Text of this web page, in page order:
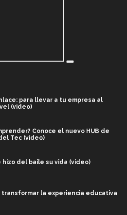
para llevar a tu empresa al
(video)
Conoce el nuevo HUB de
Tec (video)
hizo del baile su vida (video)
transformar la experiencia educativa